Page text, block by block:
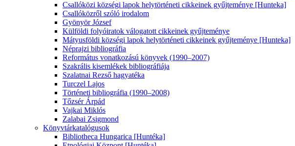
Csallóközi községi lapok helytörténeti cikkeinek gyűjteménye [Hunteka]
Csallóközről szóló irodalom
Gyönyör József
Külföldi folyóiratok válogatott cikkeinek gyűjteménye
Mátyusföldi községi lapok helytörténeti cikkeinek gyűjteménye [Hunteka]
Néprajzi bibliográfia
Református vonatkozású könyvek (1990–2007)
Szakrális kisemlékek bibliográfiája
Szalatnai Rezső hagyatéka
Turczel Lajos
Történeti bibliográfia (1990–2008)
Tőzsér Árpád
Vajkai Miklós
Zalabai Zsigmond
Könyvtárkatalógusok
Bibliotheca Hungarica [Huntéka]